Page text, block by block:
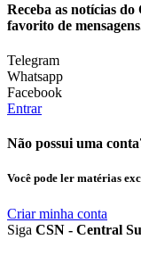
Receba as notícias
favorito de
Telegram
Whatsapp
Facebook
Entrar
Não possui uma
Você pode ler matérias
Criar minha conta
Siga CSN - Central